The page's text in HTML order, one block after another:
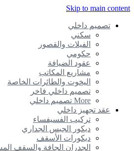
Skip to main content
تصميم داخلي
سكني
الفيلات والقصور
حكومي
عقود الضيافة
مشاريع المكاتب
اليخوت والطائرات الخاصة
تصميم داخلي فاخر
More تصميم داخلي
عقد تجهيز داخلي
تركيب الفسيفساء
ديكور الجبس الجداري
ديكورات الأسقف
الجدران الجافة والسقف